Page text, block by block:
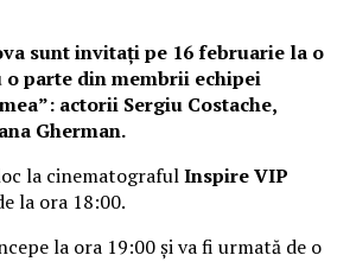
sunt invitați pe 16 februarie la o
parte din membrii echipei
actorii Sergiu Costache,
Gherman.
la cinematografulInspire VIP
la ora 18:00.
la ora 19:00 și va fi urmată de o